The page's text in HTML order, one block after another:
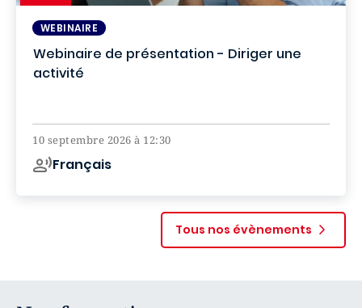
WEBINAIRE
Webinaire de présentation - Diriger une
activité
10 septembre 2026 à 12:30
Français
Tous nos évènements